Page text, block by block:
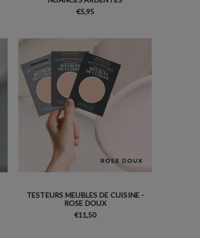
€5,95
TESTEURS MEUBLES DE CUISINE -
ROSE DOUX
€11,50